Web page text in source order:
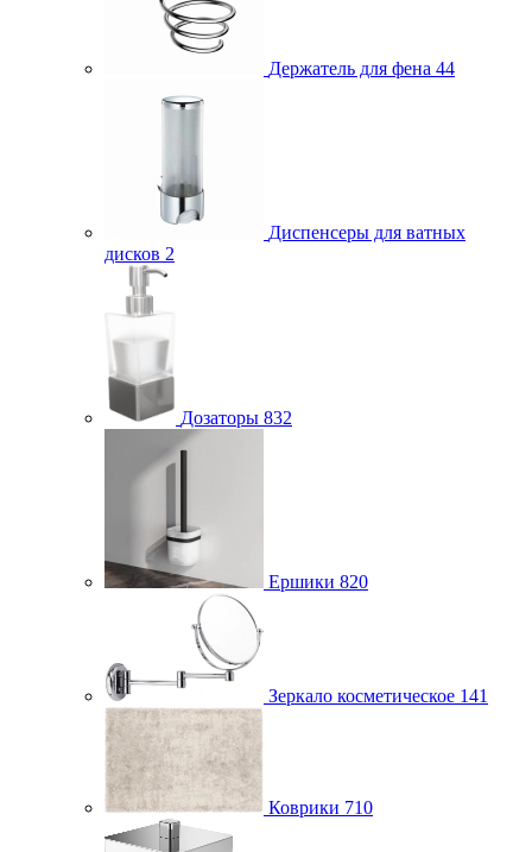
Держатель для фена 44
Диспенсеры для ватных
дисков 2
Дозаторы 832
Ершики 820
Зеркало косметическое 141
Коврики 710